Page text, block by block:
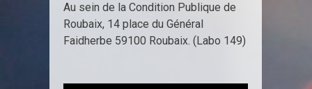
Au sein de la Condition Publique de
Roubaix, 14 place du Général
Faidherbe 59100 Roubaix. (Labo 149)